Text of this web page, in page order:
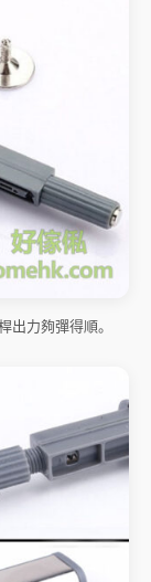
出力夠彈得順。